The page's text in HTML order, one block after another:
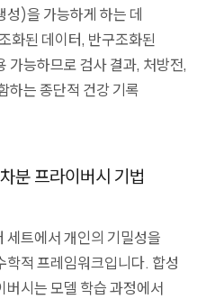
성)을 가능하게 하는 데
화된 데이터, 반구조화된
가능하므로 검사 결과, 처방전,
하는 종단적 건강 기록
분 프라이버시 기법
세트에서 개인의 기밀성을
학적 프레임워크입니다. 합성
버시는 모델 학습 과정에서